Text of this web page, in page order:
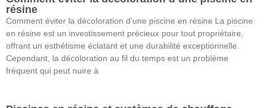
résine
Comment éviter la décoloration d’une piscine en résine La piscine
en résine est un investissement précieux pour tout propriétaire,
offrant un esthétisme éclatant et une durabilité exceptionnelle.
Cependant, la décoloration au fil du temps est un problème
fréquent qui peut nuire à